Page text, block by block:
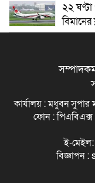
২২ ঘণ্টা
বিমানের
কার্যালয় : মধুবন সুপার
ফোন :
ই-
বিজ্ঞাপন